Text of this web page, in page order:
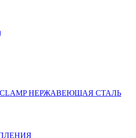
НЕРЖАВЕЮЩАЯ СТАЛЬ